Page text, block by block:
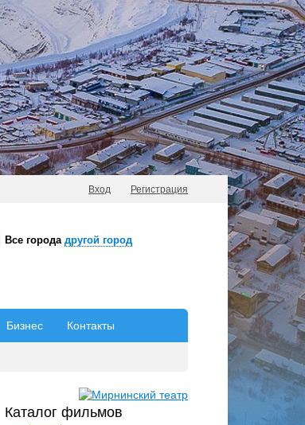
Вход Регистрация
Все города другой город
Бизнес Контакты
Каталог фильмов